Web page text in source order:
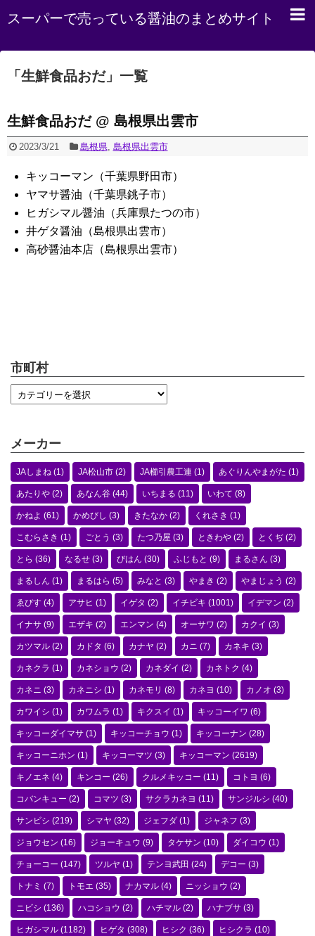
スーパーで売っている醤油のまとめサイト
「 生鮮食品おだ」 一覧
生鮮食品おだ @ 島根県出雲市
2023/3/21 島根県, 島根県出雲市
キッコーマン（千葉県野田市）
ヤマサ醤油（千葉県銚子市）
ヒガシマル醤油（兵庫県たつの市）
井ゲタ醤油（島根県出雲市）
高砂醤油本店（島根県出雲市）
市町村
メーカー
JAしまね (1) JA松山市 (2) JA櫛引農工連 (1) あぐりんやまがた (1)
あたりや (2) あなん谷 (44) いちまる (11) いわて (8)
かねよ (61) かめびし (3) きたなか (2) くれさき (1)
こむらさき (1) ごとう (3) たつ乃屋 (3) ときわや (2) とくぢ (2)
とら (36) なるせ (3) びはん (30) ふじもと (9) まるさん (3)
まるしん (1) まるはら (5) みなと (3) やまき (2) やまじょう (2)
ゑびす (4) アサヒ (1) イゲタ (2) イチビキ (1001) イデマン (2)
イナサ (9) エザキ (2) エンマン (4) オーサワ (2) カクイ (3)
カツマル (2) カドタ (6) カナヤ (2) カニ (7) カネキ (3)
カネクラ (1) カネショウ (2) カネダイ (2) カネトク (4)
カネニ (3) カネニシ (1) カネモリ (8) カネヨ (10) カノオ (3)
カワイシ (1) カワムラ (1) キクスイ (1) キッコーイワ (6)
キッコーダイマサ (1) キッコーチョウ (1) キッコーナン (28)
キッコーニホン (1) キッコーマツ (3) キッコーマン (2619)
キノエネ (4) キンコー (26) クルメキッコー (11) コトヨ (6)
コバンキュー (2) コマツ (3) サクラカネヨ (11) サンジルシ (40)
サンビシ (219) シマヤ (32) ジェフダ (1) ジャネフ (3)
ジョウセン (16) ジョーキュウ (9) タケサン (10) ダイコウ (1)
チョーコー (147) ツルヤ (1) テンヨ武田 (24) デコー (3)
トナミ (7) トモエ (35) ナカマル (4) ニッショウ (2)
ニビシ (136) ハコショウ (2) ハチマル (2) ハナブサ (3)
ヒガシマル (1182) ヒゲタ (308) ヒシク (36) ヒシクラ (10)